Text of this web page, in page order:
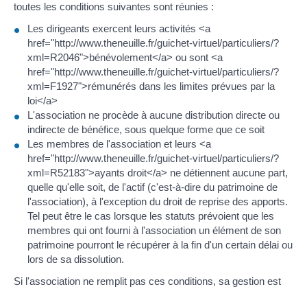
toutes les conditions suivantes sont réunies :
Les dirigeants exercent leurs activités <a
href="http://www.theneuille.fr/guichet-virtuel/particuliers/?
xml=R2046">bénévolement</a> ou sont <a
href="http://www.theneuille.fr/guichet-virtuel/particuliers/?
xml=F1927">rémunérés dans les limites prévues par la
loi</a>
L'association ne procède à aucune distribution directe ou
indirecte de bénéfice, sous quelque forme que ce soit
Les membres de l'association et leurs <a
href="http://www.theneuille.fr/guichet-virtuel/particuliers/?
xml=R52183">ayants droit</a> ne détiennent aucune part,
quelle qu'elle soit, de l'actif (c'est-à-dire du patrimoine de
l'association), à l'exception du droit de reprise des apports.
Tel peut être le cas lorsque les statuts prévoient que les
membres qui ont fourni à l'association un élément de son
patrimoine pourront le récupérer à la fin d'un certain délai ou
lors de sa dissolution.
Si l'association ne remplit pas ces conditions, sa gestion est